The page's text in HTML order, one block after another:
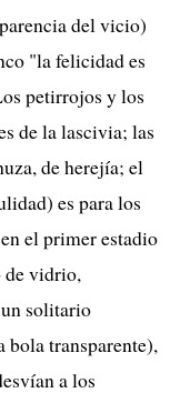
del vicio)
"la felicidad es
petirrojos y los
de la lascivia; las
de herejía; el
es para los
el primer estadio
de vidrio,
solitario
bola transparente),
a los